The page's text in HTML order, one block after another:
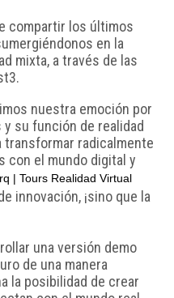
compartir los últimos
en la
mixta, a través de las
nuestra emoción por
su función de realidad
transformar radicalmente
con el mundo digital y
| Tours Realidad Virtual
innovación, ¡sino que la
una versión demo
de una manera
la posibilidad de crear